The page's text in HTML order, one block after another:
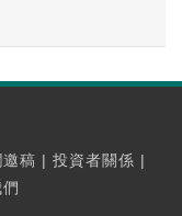
稿 | 投資者關係 |